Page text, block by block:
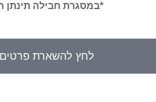
*במסגרת חבילה תינתן
לחץ להשארת פרטים